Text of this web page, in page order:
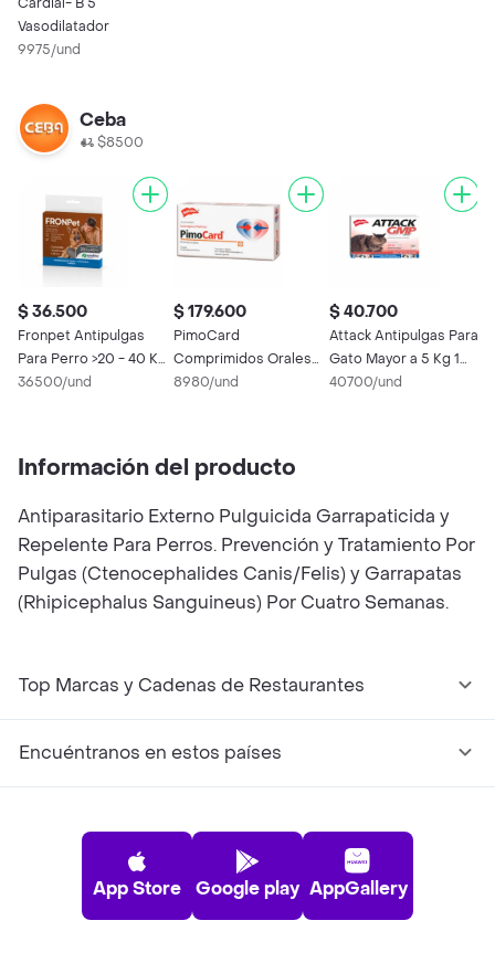
Vasodilatador
9975/und
Ceba
$8500
$ 36.500
Fronpet Antipulgas
Para Perro >20 - 40 Kg
1 Pipeta
36500/und
$ 179.600
PimoCard
Comprimidos Orales
para Perros (5 mg)
8980/und
$ 40.700
Attack Antipulgas Para
Gato Mayor a 5 Kg 1
Pipeta
40700/und
Información del producto
Antiparasitario Externo Pulguicida Garrapaticida y
Repelente Para Perros. Prevención y Tratamiento Por
Pulgas (Ctenocephalides Canis/Felis) y Garrapatas
(Rhipicephalus Sanguineus) Por Cuatro Semanas.
Top Marcas y Cadenas de Restaurantes
Encuéntranos en estos países
App Store Google play AppGallery